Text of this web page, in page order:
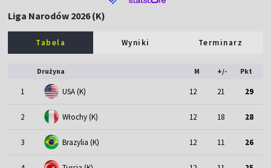
Liga Narodów 2026 (K)
Tabela Wyniki Terminarz
Drużyna M +/- Pkt
1 USA (K) 12 21 29
2 Włochy (K) 12 18 28
3 Brazylia (K) 12 11 26